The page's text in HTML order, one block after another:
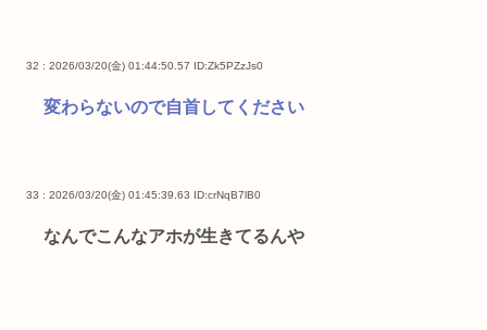
32 : 2026/03/20(金) 01:44:50.57 ID:Zk5PZzJs0
変わらないので自首してください
33 : 2026/03/20(金) 01:45:39.63 ID:crNqB7lB0
なんでこんなアホが生きてるんや